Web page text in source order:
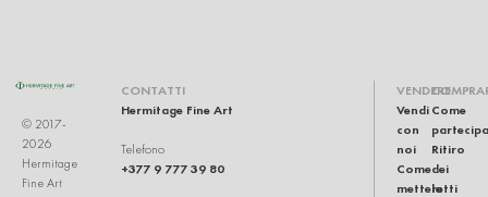
© 2017-
2026
Hermitage
Fine Art
CONTATTI
Hermitage Fine Art
Telefono
+377 9 777 39 80
VENDERE
Vendi
con
noi
Come
mettere
Come
Ritiro
dei
lotti